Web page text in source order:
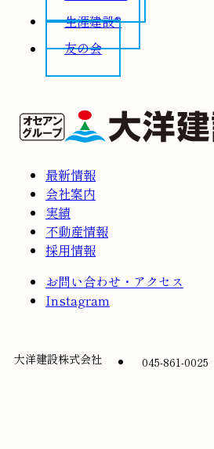
生涯建設®
友の会
最新情報
会社案内
実績
不動産情報
採用情報
お問い合わせ・アクセス
Instagram
大洋建設株式会社 045-861-0025